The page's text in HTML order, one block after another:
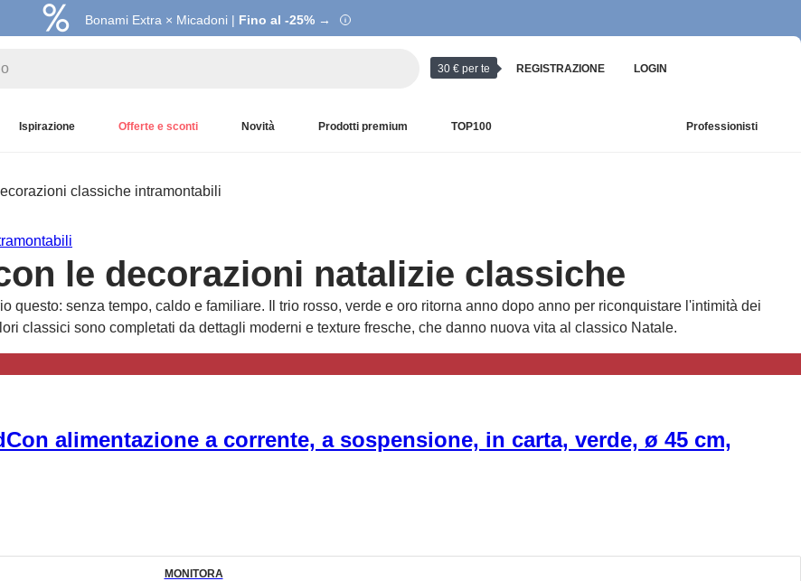
Bonami Extra × Micadoni | Fino al -25% →
30 € per te REGISTRAZIONE LOGIN
Ispirazione Offerte e sconti Novità Prodotti premium TOP100 Professionisti
classiche intramontabili
le decorazioni natalizie classiche
questo: senza tempo, caldo e familiare. Il trio rosso, verde e oro ritorna anno dopo anno per riconquistare l'intimità dei
classici sono completati da dettagli moderni e texture fresche, che danno nuova vita al classico Natale.
Con alimentazione a corrente, a sospensione, in carta, verde, ø 45 cm,
MONITORA